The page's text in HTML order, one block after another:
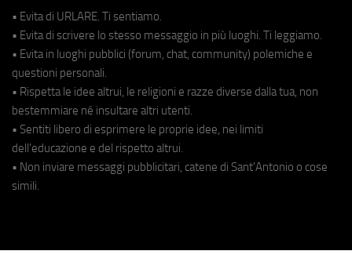
• Evita di URLARE. Ti sentiamo.
• Evita di scrivere lo stesso messaggio in più luoghi. Ti leggiamo.
• Evita in luoghi pubblici (forum, chat, community) polemiche e
questioni personali.
• Rispetta le idee altrui, le religioni e razze diverse dalla tua, non
bestemmiare né insultare altri utenti.
• Sentiti libero di esprimere le proprie idee, nei limiti
dell'educazione e del rispetto altrui.
• Non inviare messaggi pubblicitari, catene di Sant'Antonio o cose
simili.